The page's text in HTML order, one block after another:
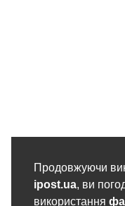
Продовжуючи
ipost.ua, ви
використання